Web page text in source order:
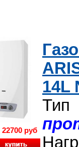
22700 руб
14L